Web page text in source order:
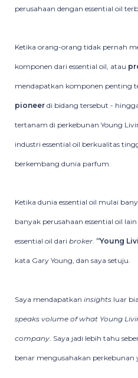
perusahaan dengan essential oil
Ketika orang-orang tidak pernah
komponen dari essential oil, atau
mendapatkan komponen penting
pioneer di bidang tersebut -
tertanam di perkebunan Young
industri essential oil berkualitas
berkembang dunia parfum.
Ketika dunia essential oil mulai
banyak perusahaan essential oil
essential oil dari broker “Young
kata Gary Young, dan saya setuju.
Saya mendapatkan insights luar
speaks volume of what Young
company . Saya jadi lebih tahu
benar mengusahakan perkebunan